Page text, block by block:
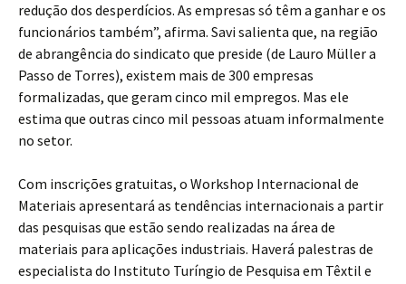
redução dos desperdícios. As empresas só têm a ganhar e os
funcionários também”, afirma. Savi salienta que, na região
de abrangência do sindicato que preside (de Lauro Müller a
Passo de Torres), existem mais de 300 empresas
formalizadas, que geram cinco mil empregos. Mas ele
estima que outras cinco mil pessoas atuam informalmente
no setor.
Com inscrições gratuitas, o Workshop Internacional de
Materiais apresentará as tendências internacionais a partir
das pesquisas que estão sendo realizadas na área de
materiais para aplicações industriais. Haverá palestras de
especialista do Instituto Turíngio de Pesquisa em Têxtil e